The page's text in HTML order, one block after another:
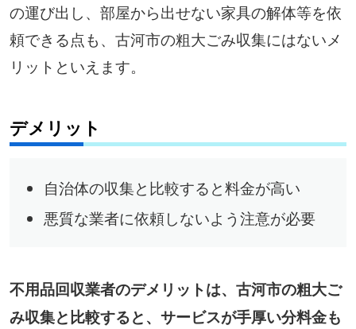
の運び出し、部屋から出せない家具の解体等を依
頼できる点も、古河市の粗大ごみ収集にはないメ
リットといえます。
デメリット
自治体の収集と比較すると料金が高い
悪質な業者に依頼しないよう注意が必要
不用品回収業者のデメリットは、古河市の粗大ご
み収集と比較すると、サービスが手厚い分料金も